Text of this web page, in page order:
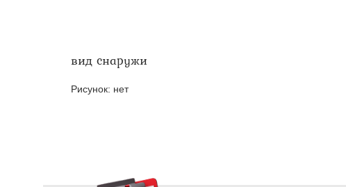
вид снаружи
Рисунок: нет